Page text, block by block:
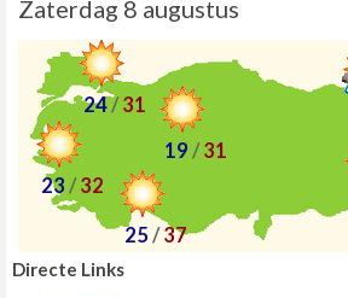
Zaterdag 8 augustus
19 / 31
25 / 37
24/ 31
23 / 32
Directe Links